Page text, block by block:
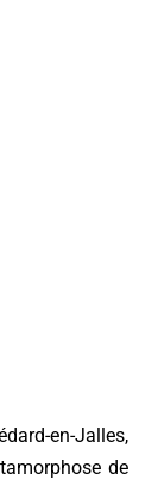
en-Jalles,
de